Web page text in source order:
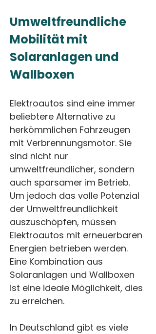
Umweltfreundliche
Mobilität mit
Solaranlagen und
Wallboxen
Elektroautos sind eine immer
beliebtere Alternative zu
herkömmlichen Fahrzeugen
mit Verbrennungsmotor. Sie
sind nicht nur
umweltfreundlicher, sondern
auch sparsamer im Betrieb.
Um jedoch das volle Potenzial
der Umweltfreundlichkeit
auszuschöpfen, müssen
Elektroautos mit erneuerbaren
Energien betrieben werden.
Eine Kombination aus
Solaranlagen und Wallboxen
ist eine ideale Möglichkeit, dies
zu erreichen.
In Deutschland gibt es viele